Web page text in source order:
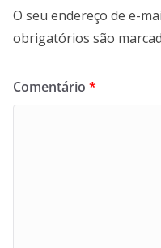
O seu endereço de e-
obrigatórios são
Comentário *